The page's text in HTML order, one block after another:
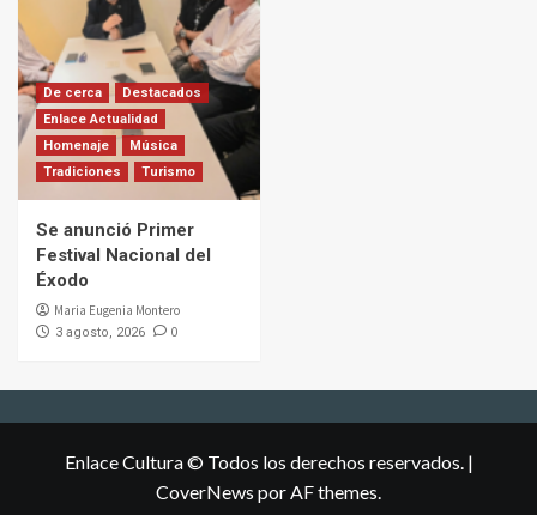
De cerca
Destacados
Enlace Actualidad
Homenaje
Música
Tradiciones
Turismo
Se anunció Primer
Festival Nacional del
Éxodo
Maria Eugenia Montero
3 agosto, 2026 0
Enlace Cultura © Todos los derechos reservados. |
CoverNews por AF themes.